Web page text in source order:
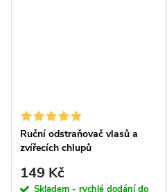
Ruční odstraňovač vlasů a
zvířecích chlupů
149 Kč
Skladem - rychlé dodání do